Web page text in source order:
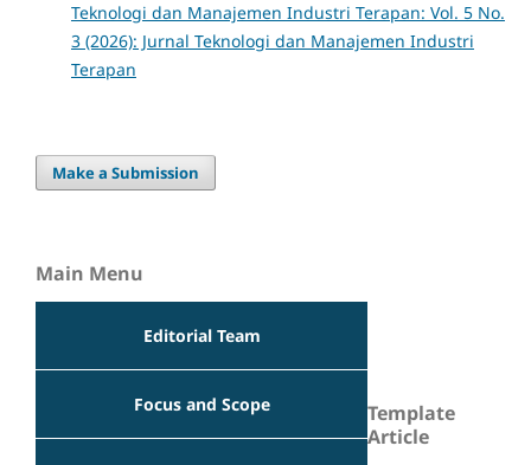
Teknologi dan Manajemen Industri Terapan: Vol. 5 No.
3 (2026): Jurnal Teknologi dan Manajemen Industri
Terapan
Make a Submission
Main Menu
Editorial Team
Focus and Scope
Template
Article